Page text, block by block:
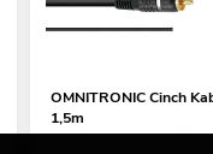
OMNITRONIC Cinch
1,5m
viele Versionen erhältlich